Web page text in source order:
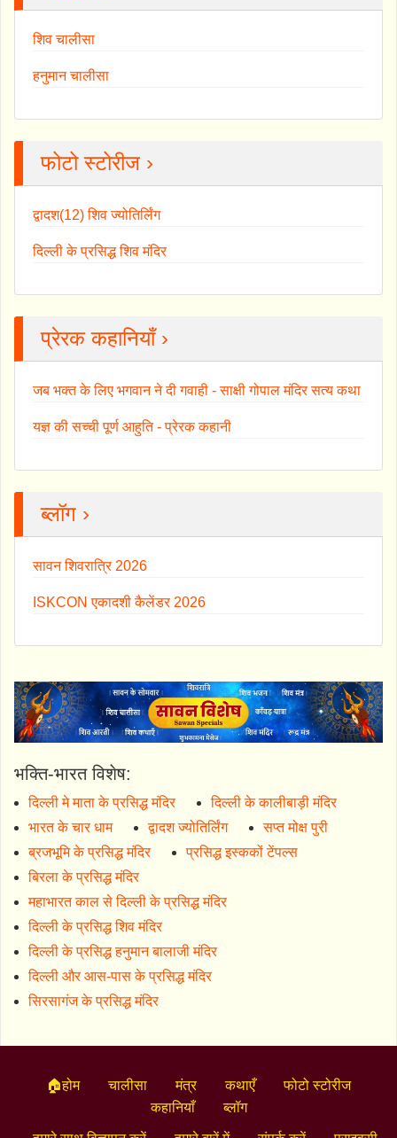
शिव चालीसा
हनुमान चालीसा
फोटो स्टोरीज ›
द्वादश(12) शिव ज्योतिर्लिंग
दिल्ली के प्रसिद्ध शिव मंदिर
प्रेरक कहानियाँ ›
जब भक्त के लिए भगवान ने दी गवाही - साक्षी गोपाल मंदिर सत्य कथा
यज्ञ की सच्ची पूर्ण आहुति - प्रेरक कहानी
ब्लॉग ›
सावन शिवरात्रि 2026
ISKCON एकादशी कैलेंडर 2026
भक्ति-भारत विशेष:
दिल्ली मे माता के प्रसिद्ध मंदिर
दिल्ली के कालीबाड़ी मंदिर
भारत के चार धाम
द्वादश ज्योतिर्लिंग
सप्त मोक्ष पुरी
ब्रजभूमि के प्रसिद्ध मंदिर
प्रसिद्ध इस्ककों टेंपल्स
बिरला के प्रसिद्ध मंदिर
महाभारत काल से दिल्ली के प्रसिद्ध मंदिर
दिल्ली के प्रसिद्ध शिव मंदिर
दिल्ली के प्रसिद्ध हनुमान बालाजी मंदिर
दिल्ली और आस-पास के प्रसिद्ध मंदिर
सिरसागंज के प्रसिद्ध मंदिर
🏠होम चालीसा मंत्र कथाएँ
फोटो स्टोरीज
कहानियाँ
ब्लॉग